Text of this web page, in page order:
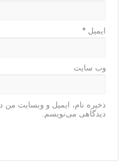
ایمیل*
وب‌ سایت
ذخیره نام، ایمیل و وبسایت من
دیدگاهی می‌نویسم.